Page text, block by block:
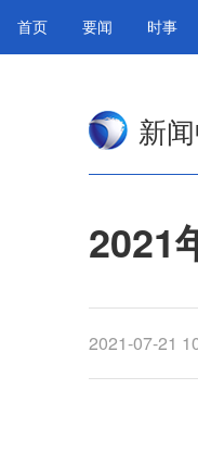
首页 要闻 时事
新
2021
2021-07-21